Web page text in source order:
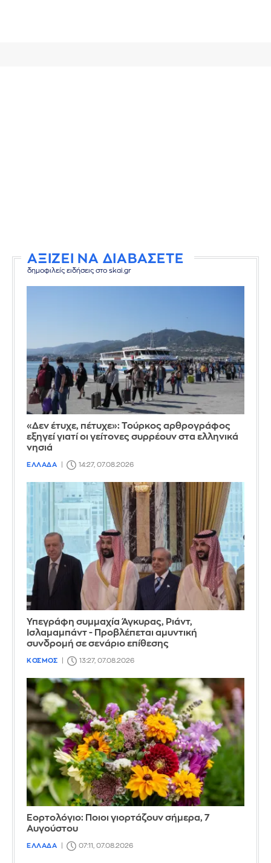
ΑΞΙΖΕΙ ΝΑ ΔΙΑΒΑΣΕΤΕ
δημοφιλείς ειδήσεις στο skai.gr
«Δεν έτυχε, πέτυχε»: Τούρκος αρθρογράφος
εξηγεί γιατί οι γείτονες συρρέουν στα ελληνικά
νησιά
ΕΛΛΑΔΑ 14:27, 07.08.2026
Υπεγράφη συμμαχία Άγκυρας, Ριάντ,
Ισλαμαμπάντ - Προβλέπεται αμυντική
συνδρομή σε σενάριο επίθεσης
ΚΟΣΜΟΣ 13:27, 07.08.2026
Εορτολόγιο: Ποιοι γιορτάζουν σήμερα, 7
Αυγούστου
ΕΛΛΑΔΑ 07:11, 07.08.2026